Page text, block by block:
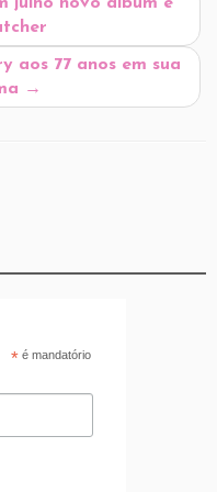
s
n
aos 77 anos em sua
→
*é mandatório